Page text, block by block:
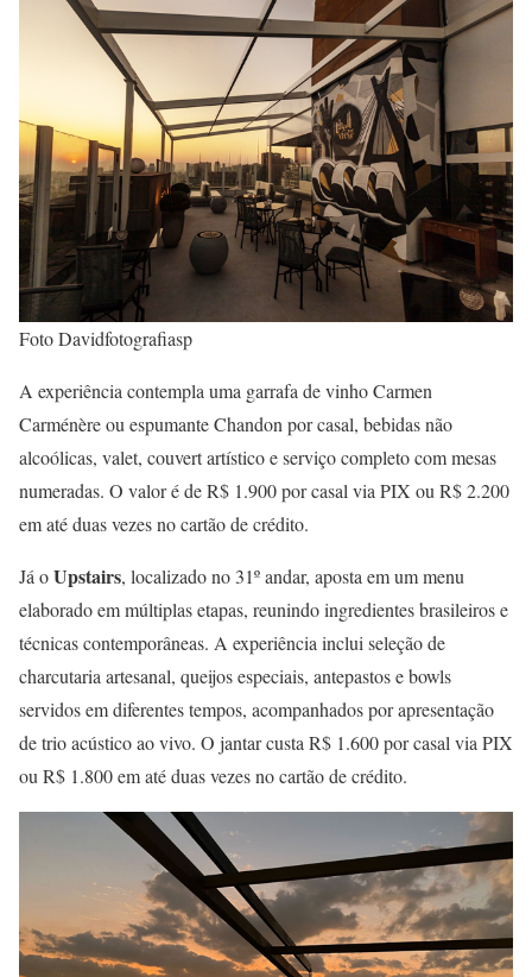
Foto Davidfotografiasp
A experiência contempla uma garrafa de vinho Carmen
Carménère ou espumante Chandon por casal, bebidas não
alcoólicas, valet, couvert artístico e serviço completo com mesas
numeradas. O valor é de R$ 1.900 por casal via PIX ou R$ 2.200
em até duas vezes no cartão de crédito.
Já oUpstairs, localizado no 31º andar, aposta em um menu
elaborado em múltiplas etapas, reunindo ingredientes brasileiros e
técnicas contemporâneas. A experiência inclui seleção de
charcutaria artesanal, queijos especiais, antepastos e bowls
servidos em diferentes tempos, acompanhados por apresentação
de trio acústico ao vivo. O jantar custa R$ 1.600 por casal via PIX
ou R$ 1.800 em até duas vezes no cartão de crédito.